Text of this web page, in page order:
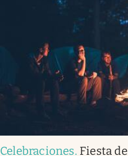
Celebraciones. Fiesta